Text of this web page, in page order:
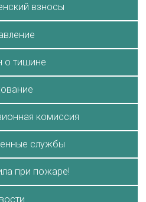
взносы
о тишине
комиссия
службы
при пожаре!